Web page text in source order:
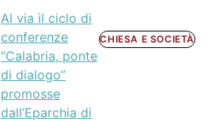
Al via il ciclo di
conferenze
“Calabria, ponte
di dialogo”
promosse
dall’Eparchia di
CHIESA E SOCIETÀ